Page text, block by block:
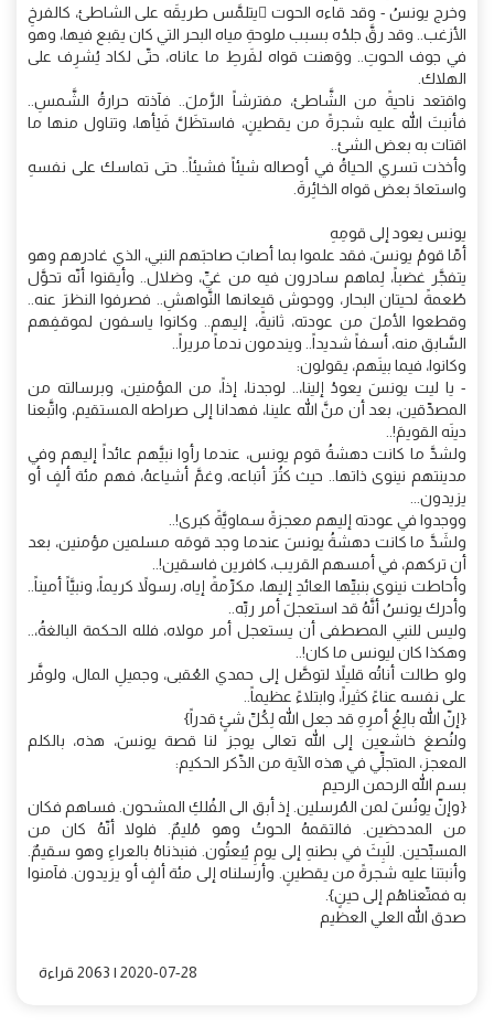
وخرج يونسُ - وقد قاءه الحوت ُيتلمَّس طريقَه على الشاطئ، كالفرخِ
الأزغب.. وقد رقَّ جلدُه بسبب ملوحةِ مياه البحر التي كان يقبع فيها، وهو
في جوف الحوتِ.. ووَهنت قواه لفَرطِ ما عاناه، حتّى لكاد يُشرِف على
الهلاك.
واقتعد ناحيةً من الشَّاطئ، مفترشاً الرَّملَ.. فآذته حرارةُ الشَّمسِ..
فأنبتَ الله عليه شجرةً من يقطينٍ، فاستظَلَّ فَيْأها، وتناول منها ما
اقتات به بعض الشئ..
وأخذت تسري الحياةُ في أوصاله شيئاً فشيئاً.. حتى تماسك على نفسهِ
واستعادَ بعض قواه الخائِرةَ.
يونس يعود إلى قومِهِ
أمّا قومُ يونسَ، فقد علموا بما أصابَ صاحبَهم النبي، الذي غادرهم وهو
يتفجَّر غضباً، لِماهم سادرون فيه من غيِّ، وضلال.. وأيقنوا أنّه تحوَّل
طُعمةً لحيتان البحار، ووحوش قيعانها النَّواهشِ.. فصرفوا النظرَ عنه..
وقطعوا الأملَ من عودته، ثانيةً، إليهم.. وكانوا ياسفون لموقفِهم
السَّابق منه، أسفاً شديداً.. ويندمون ندماً مريراً..
وكانوا، فيما بينَهم، يقولون:
- يا ليت يونسَ يعودُ إلينا،.. لوجدنا، إذاً، من المؤمنين، وبرسالته من
المصدِّقين، بعد أن منَّ الله علينا، فهدانا إلى صراطه المستقيم، واتَّبعنا
دينَه القويمَ!..
ولشدَّ ما كانت دهشةُ قوم يونس، عندما رأوا نبيَّهم عائداً إليهم وفي
مدينتهم نينوى ذاتها.. حيث كثُرَ أتباعه، وغمَّ أشياعهُ، فهم مئة ألفٍ أو
يزيدون...
ووجدوا في عودته إليهم معجزةً سماويَّةً كبرى!..
ولشَدَّ ما كانت دهشةُ يونسَ عندما وجد قومَه مسلمين مؤمنين، بعد
أن تركهم، في أمسهم القريب، كافرين فاسقين!..
وأحاطت نينوى بنبيِّها العائدِ إليها، مكرِّمةً إياه، رسولاً كريماً، ونبيَّاً أميناً..
وأدرك يونسُ أنَّهُ قد استعجلَ أمر ربِّه..
وليس للنبي المصطفى أن يستعجل أمر مولاه، فلله الحكمة البالغةُ،..
وهكذا كان ليونس ما كان!..
ولو طالت أناتُه قليلاً لتوصَّل إلى حمدي العُقبى، وجميلِ المال، ولوفَّر
على نفسه عناءً كثيراً، وابتلاءً عظيماً..
{إنّ الله بالِغُ أمرِهِ قد جعل الله لِكُلِّ شئٍ قدراً}
ولنُصغ خاشعين إلى الله تعالى يوجز لنا قصة يونسَ، هذه، بالكلم
المعجز، المتجلِّي في هذه الآية من الذّكر الحكيم:
بسم الله الرحمن الرحيم
{وإنّ يونُسَ لمن المُرسلين. إذ أبق الى الفُلكِ المشحون. فساهم فكان
من المدحضين. فالتقمهُ الحوتُ وهو مُليمٌ. فلولا أنّهُ كان من
المسبِّحين. للَبِثَ في بطنهِ إلى يومِ يُبعثُون. فنبذناهُ بالعراءِ وهو سقيمٌ.
وأنبتنا عليه شجرةً من يقطينٍ. وأرسلناه إلى مئة ألفٍ أو يزيدون. فآمنوا
به فمتّعناهُم إلى حينٍ}.
صدق الله العلي العظيم
2020-07-28 | 2063 قراءة